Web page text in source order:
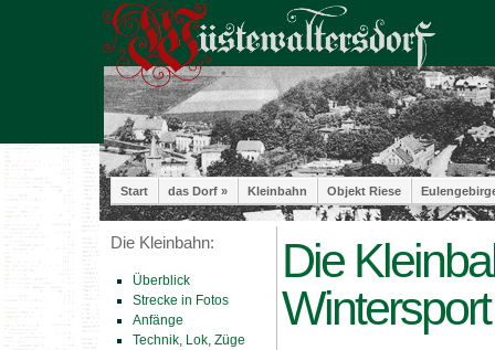
Start das Dorf » Kleinbahn Objekt Riese
Die Kleinbahn:
Überblick
Strecke in Fotos
Anfänge
Technik, Lok, Züge
Die
Wintersport